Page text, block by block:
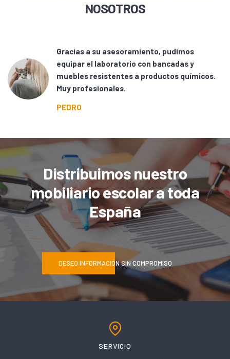
NOSOTROS
Gracias a su asesoramiento, pudimos
equipar el laboratorio con bancadas y
muebles resistentes a productos químicos.
Muy profesionales.
PEDRO
Distribuimos nuestro
mobiliario escolar a toda
España
DESEO INFORMACIÓN SIN COMPROMISO
SERVICIO